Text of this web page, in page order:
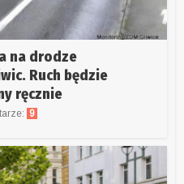
na drodze
Ruch będzie
ręcznie
9